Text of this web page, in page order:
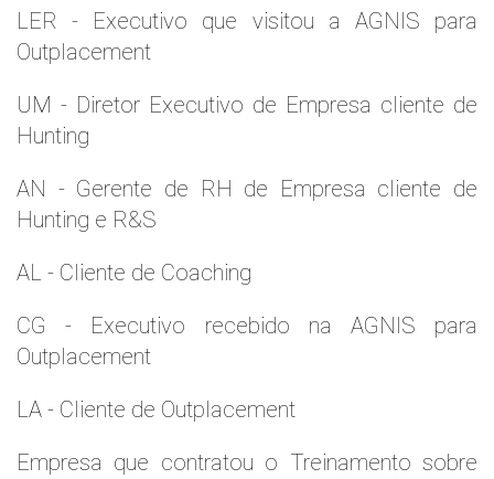
LER - Executivo que visitou a AGNIS para
Outplacement
UM - Diretor Executivo de Empresa cliente de
Hunting
AN - Gerente de RH de Empresa cliente de
Hunting e R&S
AL - Cliente de Coaching
CG - Executivo recebido na AGNIS para
Outplacement
LA - Cliente de Outplacement
Empresa que contratou o Treinamento sobre